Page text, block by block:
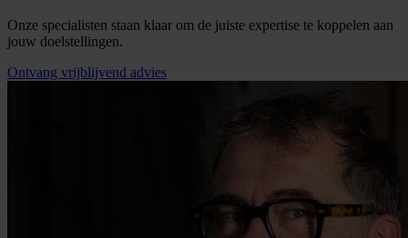
Onze specialisten staan klaar om de juiste expertise te koppelen aan
jouw doelstellingen.
Ontvang vrijblijvend advies